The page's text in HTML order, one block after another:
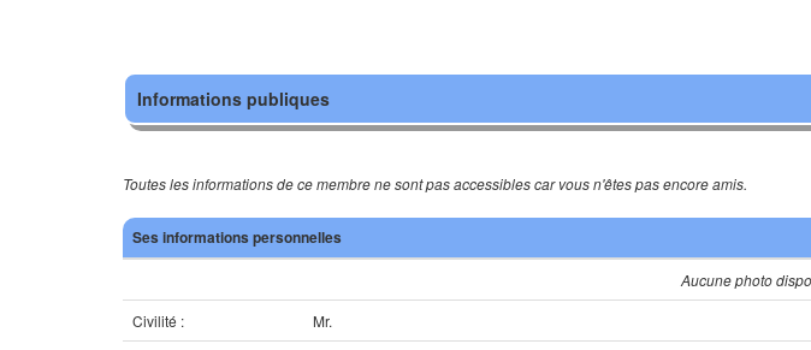
Informations publiques
Toutes les informations de ce membre ne sont pas accessibles car vous n'êtes pas encore amis.
Ses informations personnelles
Aucune photo
Civilité :
Mr.